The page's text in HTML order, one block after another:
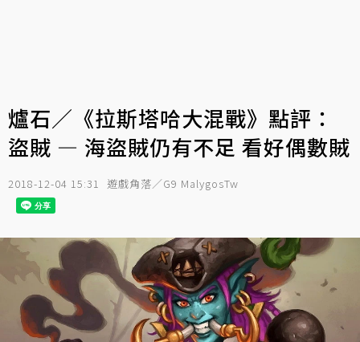
爐石／《拉斯塔哈大混戰》點評：
盜賊 — 海盜賊仍有不足 看好偶數賊
2018-12-04 15:31 遊戲角落／G9 MalygosTw